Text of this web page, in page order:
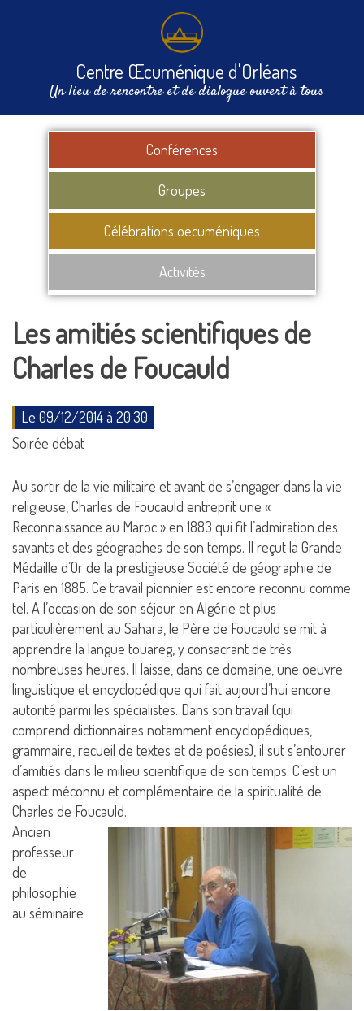
Centre Œcuménique d'Orléans
Un lieu de rencontre et de dialogue ouvert à tous
Conférences
Groupes
Célébrations oecuméniques
Activités
Les amitiés scientifiques de
Charles de Foucauld
Le 09/12/2014 à 20:30
Soirée débat
Au sortir de la vie militaire et avant de s’engager dans la vie
religieuse, Charles de Foucauld entreprit une «
Reconnaissance au Maroc » en 1883 qui fit l’admiration des
savants et des géographes de son temps. Il reçut la Grande
Médaille d’Or de la prestigieuse Société de géographie de
Paris en 1885. Ce travail pionnier est encore reconnu comme
tel. A l’occasion de son séjour en Algérie et plus
particulièrement au Sahara, le Père de Foucauld se mit à
apprendre la langue touareg, y consacrant de très
nombreuses heures. Il laisse, dans ce domaine, une oeuvre
linguistique et encyclopédique qui fait aujourd’hui encore
autorité parmi les spécialistes. Dans son travail (qui
comprend dictionnaires notamment encyclopédiques,
grammaire, recueil de textes et de poésies), il sut s’entourer
d’amitiés dans le milieu scientifique de son temps. C’est un
aspect méconnu et complémentaire de la spiritualité de
Charles de Foucauld.
Ancien
professeur
de
philosophie
au séminaire